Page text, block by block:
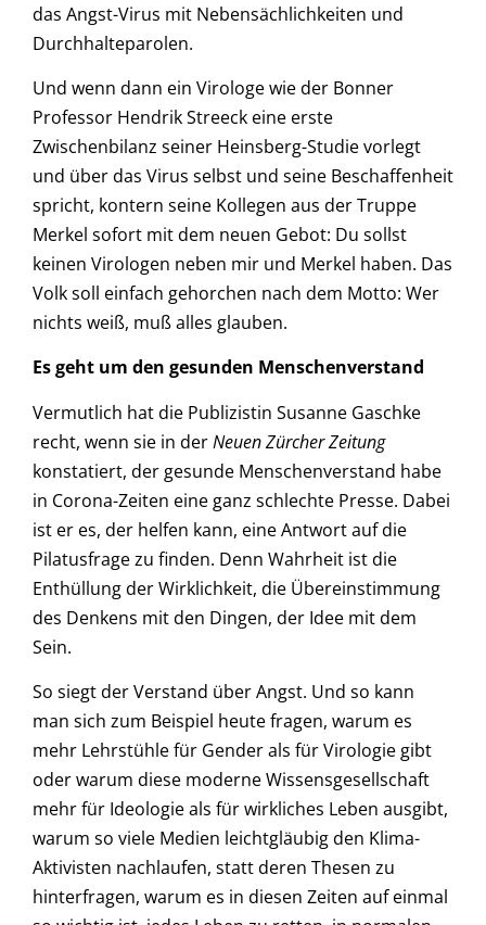
das Angst-Virus mit Nebensächlichkeiten und
Durchhalteparolen.
Und wenn dann ein Virologe wie der Bonner
Professor Hendrik Streeck eine erste
Zwischenbilanz seiner Heinsberg-Studie vorlegt
und über das Virus selbst und seine Beschaffenheit
spricht, kontern seine Kollegen aus der Truppe
Merkel sofort mit dem neuen Gebot: Du sollst
keinen Virologen neben mir und Merkel haben. Das
Volk soll einfach gehorchen nach dem Motto: Wer
nichts weiß, muß alles glauben.
Es geht um den gesunden Menschenverstand
Vermutlich hat die Publizistin Susanne Gaschke
recht, wenn sie in derNeuen Zürcher Zeitung
konstatiert, der gesunde Menschenverstand habe
in Corona-Zeiten eine ganz schlechte Presse. Dabei
ist er es, der helfen kann, eine Antwort auf die
Pilatusfrage zu finden. Denn Wahrheit ist die
Enthüllung der Wirklichkeit, die Übereinstimmung
des Denkens mit den Dingen, der Idee mit dem
Sein.
So siegt der Verstand über Angst. Und so kann
man sich zum Beispiel heute fragen, warum es
mehr Lehrstühle für Gender als für Virologie gibt
oder warum diese moderne Wissensgesellschaft
mehr für Ideologie als für wirkliches Leben ausgibt,
warum so viele Medien leichtgläubig den Klima-
Aktivisten nachlaufen, statt deren Thesen zu
hinterfragen, warum es in diesen Zeiten auf einmal